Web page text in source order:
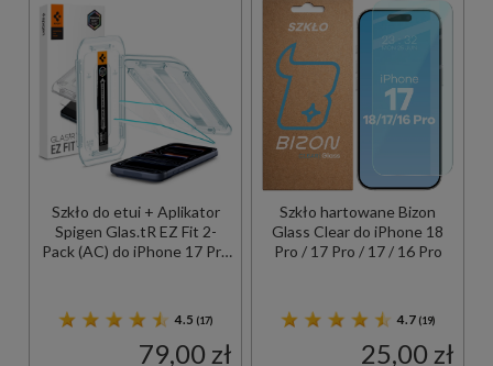
Szkło do etui + Aplikator
Spigen Glas.tR EZ Fit 2-
Pack (AC) do iPhone 17 Pro
4.5 (17)
79,00 zł
Szkło hartowane Bizon
Glass Clear do iPhone 18
Pro / 17 Pro / 17 / 16 Pro
4.7 (19)
25,00 zł